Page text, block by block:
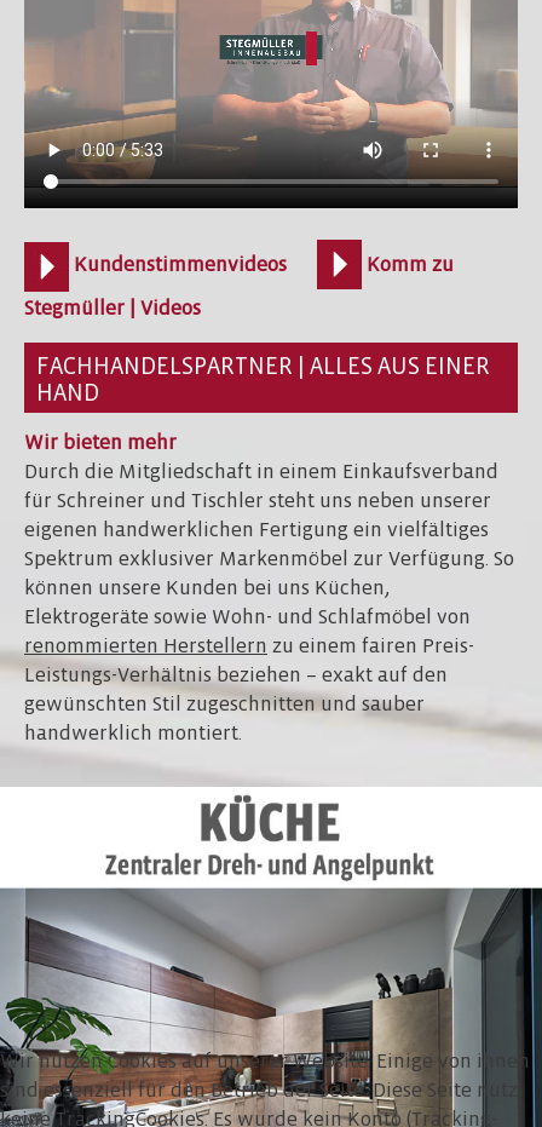
Kundenstimmenvideos
Komm zu
Stegmüller | Videos
FACHHANDELSPARTNER | ALLES AUS EINER
HAND
Wir bieten mehr
Durch die Mitgliedschaft in einem Einkaufsverband
für Schreiner und Tischler steht uns neben unserer
eigenen handwerklichen Fertigung ein vielfältiges
Spektrum exklusiver Markenmöbel zur Verfügung. So
können unsere Kunden bei uns Küchen,
Elektrogeräte sowie Wohn- und Schlafmöbel von
renommierten Herstellern zu einem fairen Preis-
Leistungs-Verhältnis beziehen – exakt auf den
gewünschten Stil zugeschnitten und sauber
handwerklich montiert.
MEHR DAZU
Wir nutzen Cookies auf unserer Website. Einige von ihnen
sind essenziell für den Betrieb der Seite. Diese Seite nutz
keine TrackingCookies. Es wurde kein Konto (Tracking-